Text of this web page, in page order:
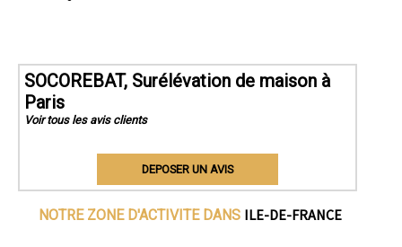
SOCOREBAT, Surélévation de maison à
Paris
Voir tous les avis clients
DEPOSER UN AVIS
NOTRE ZONE D'ACTIVITE DANS ILE-DE-FRANCE